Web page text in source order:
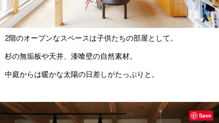
2階のオープンなスペースは子供たちの部屋として。
杉の無垢板や天井、漆喰壁の自然素材。
中庭からは暖かな太陽の日差しがたっぷりと。
Save